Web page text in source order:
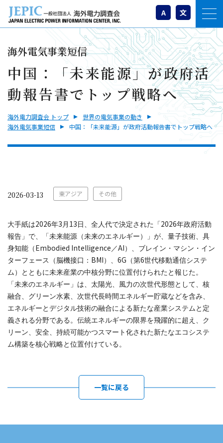
A 文
海外電気事業短信
中国：「未来能源」が政府活
動報告書でトップ戦略へ
海外電力調査会 トップ
世界の電気事業の動き
海外電気事業短信
中国：「未来能源」が政府活動報告書でトップ戦略へ
2026-03-13 東アジア その他
大手紙は2026年3 月 13 日、全人代で決定された「 2026年政府活動
報告」で、「未来能源（未来のエネルギー）」が、量子技術、具
身知能（ Embodied Intelligence ／AI ）、ブレイン・マシン・イン
ターフェース（脳機接口： BMI ）、 6G （第6世代移動通信システ
ム）とともに未来産業の中核分野に位置付けられたと報じた。
「未来のエネルギー」は、太陽光、風力の次世代形態として、核
融合、グリーン水素、次世代長時間エネルギー貯蔵などを含み、
エネルギーとデジタル技術の融合による新たな産業システムと定
義される分野である。伝統エネルギーの限界を飛躍的に超え、ク
リーン、安全、持続可能かつスマート化された新たなエコシステ
ム構築を核心戦略と位置付けている。
一覧に戻る